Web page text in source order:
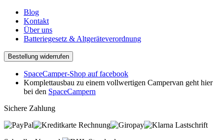
Blog
Kontakt
Über uns
Batteriegesetz & Altgeräteverordnung
Bestellung widerrufen
SpaceCamper-Shop auf facebook
Komplettausbau zu einem vollwertigen Campervan geht hier
bei den SpaceCampern
Sichere Zahlung
Rechnung
Lastschrift